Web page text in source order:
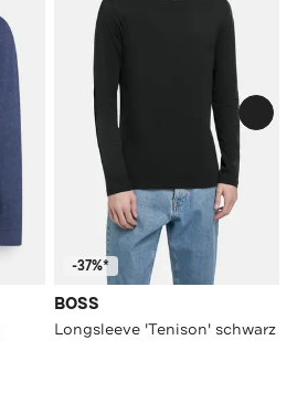
-37%*
BOSS
Longsleeve 'Tenison' schwarz